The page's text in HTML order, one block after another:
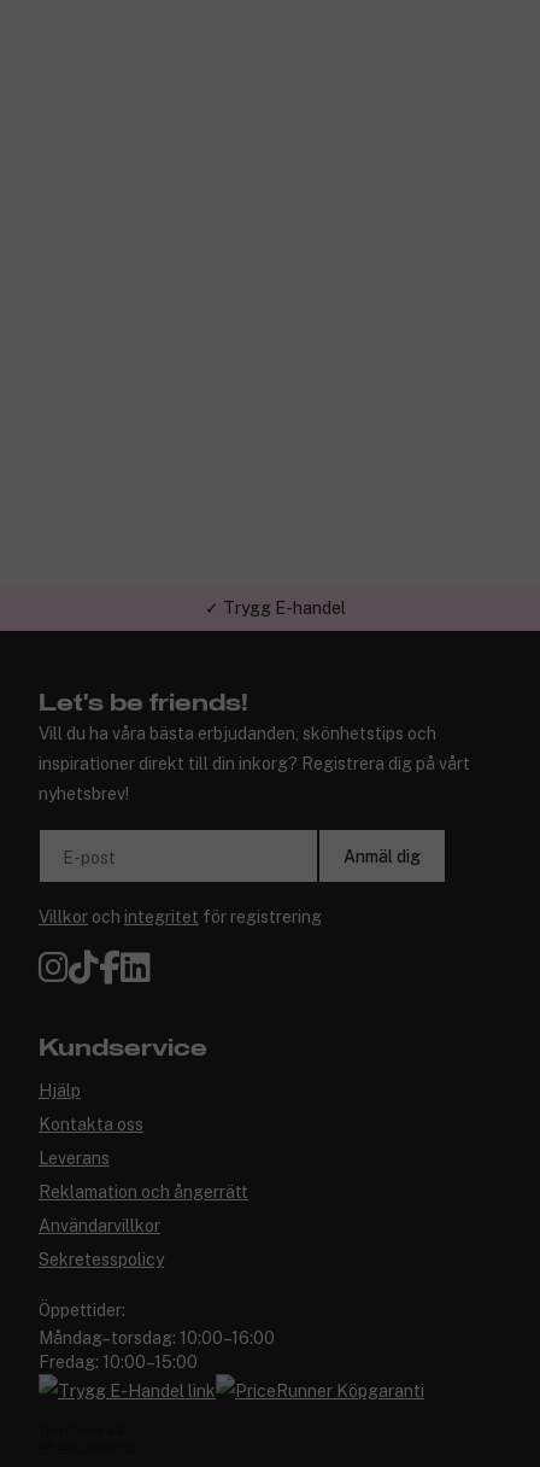
✓ Trygg E-handel
Let's be friends!
Vill du ha våra bästa erbjudanden, skönhetstips och
inspirationer direkt till din inkorg? Registrera dig på vårt
nyhetsbrev!
E-post Anmäl dig
Villkor och integritet för registrering
Kundservice
Hjälp
Kontakta oss
Leverans
Reklamation och ångerrätt
Användarvillkor
Sekretesspolicy
Öppettider:
Måndag–torsdag: 10:00–16:00
Fredag: 10:00–15:00